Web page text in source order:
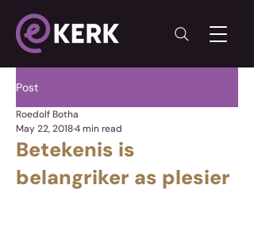
Post
Betekenis is
belangriker as plesier
Roedolf Botha
May 22, 20184 min read